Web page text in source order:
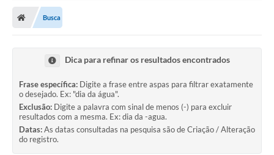
Ouvidoria
Legislação
Carta de Serviços
Serviços Online
Telefones Úteis
Busca
Dica para refinar os resultados encontrados
Frase específica: Digite a frase entre aspas para filtrar exatamente
o desejado. Ex: "dia da água".
Exclusão: Digite a palavra com sinal de menos (-) para excluir
resultados com a mesma. Ex: dia da -agua.
Datas:As datas consultadas na pesquisa são de Criação / Alteração
do registro.